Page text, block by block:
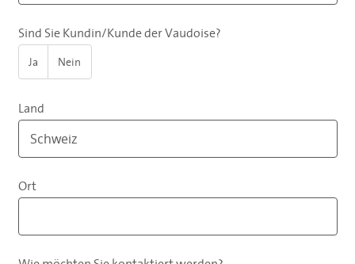
Sind Sie Kundin/Kunde der Vaudoise?
Ja Nein
Land
Ort